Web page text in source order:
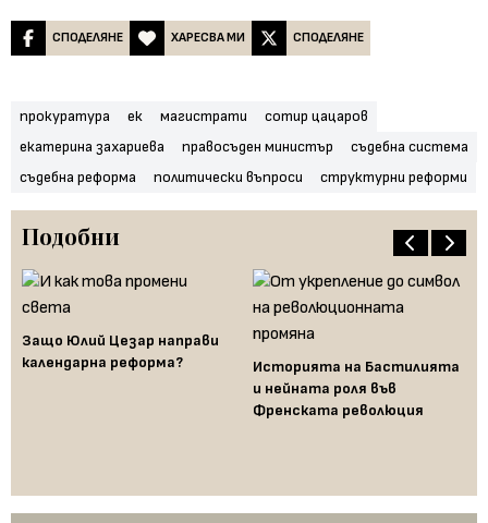
СПОДЕЛЯНЕ ХАРЕСВА МИ СПОДЕЛЯНЕ
прокуратура ек магистрати
сотир цацаров
екатерина захариева
правосъден министър
съдебна система
съдебна реформа
политически въпроси структурни реформи
Подобни
Защо Юлий Цезар направи
календарна реформа?
Историята на Бастилията
и нейната роля във
Френската революция